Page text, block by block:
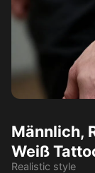
Männlich,
Weiß
Realistic style